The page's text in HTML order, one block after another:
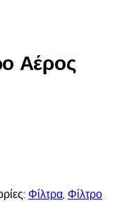
Αέρος
Φίλτρα, Φίλτρο